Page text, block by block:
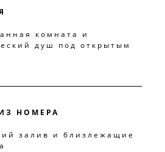
комната и
душ под открытым
НОМЕРА
залив и близлежащие